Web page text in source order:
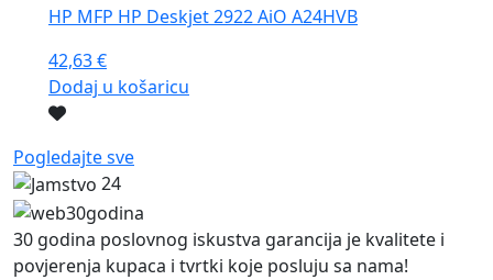
HP MFP HP Deskjet 2922 AiO A24HVB
42,63€
Dodaj u košaricu
Pogledajte sve
24
30 godina poslovnog iskustva garancija je kvalitete i
povjerenja kupaca i tvrtki koje posluju sa nama!